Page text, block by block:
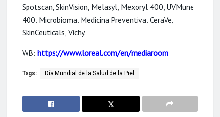
Spotscan, SkinVision, Melasyl, Mexoryl 400, UVMune
400, Microbioma, Medicina Preventiva, CeraVe,
SkinCeuticals, Vichy.
WB: https://www.loreal.com/en/mediaroom
Tags: Día Mundial de la Salud de la Piel